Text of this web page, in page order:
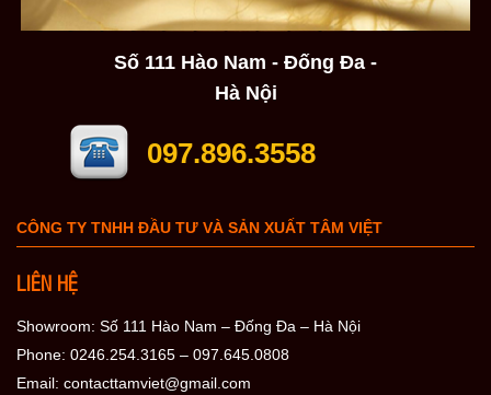
Số 111 Hào Nam - Đống Đa -
Hà Nội
097.896.3558
CÔNG TY TNHH ĐẦU TƯ VÀ SẢN XUẤT TÂM VIỆT
LIÊN HỆ
Showroom: Số 111 Hào Nam – Đống Đa – Hà Nội
Phone: 0246.254.3165 – 097.645.0808
Email: contacttamviet@gmail.com